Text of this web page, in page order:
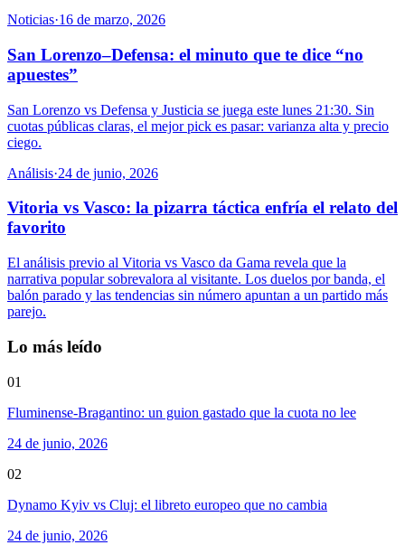
Noticias·16 de marzo, 2026
San Lorenzo–Defensa: el minuto que te dice “no
apuestes”
San Lorenzo vs Defensa y Justicia se juega este lunes 21:30. Sin
cuotas públicas claras, el mejor pick es pasar: varianza alta y precio
ciego.
Análisis·24 de junio, 2026
Vitoria vs Vasco: la pizarra táctica enfría el relato del
favorito
El análisis previo al Vitoria vs Vasco da Gama revela que la
narrativa popular sobrevalora al visitante. Los duelos por banda, el
balón parado y las tendencias sin número apuntan a un partido más
parejo.
Lo más leído
01
Fluminense-Bragantino: un guion gastado que la cuota no lee
24 de junio, 2026
02
Dynamo Kyiv vs Cluj: el libreto europeo que no cambia
24 de junio, 2026